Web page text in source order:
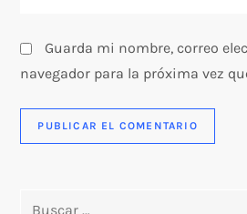
Guarda mi nombre, correo
navegador para la próxima vez